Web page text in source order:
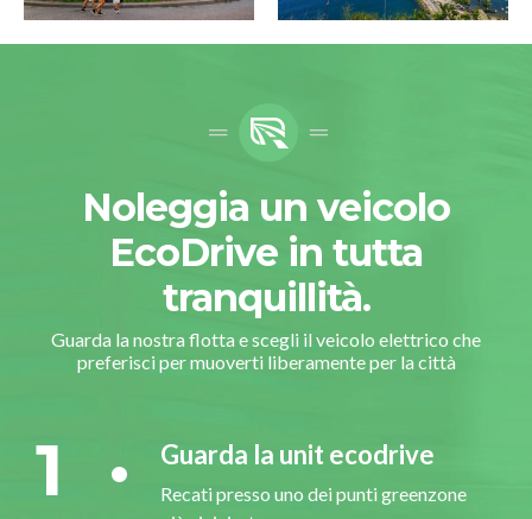
Noleggia un veicolo
EcoDrive in tutta
tranquillità.
Guarda la nostra flotta e scegli il veicolo elettrico che
preferisci per muoverti liberamente per la città
1 Guarda la unit ecodrive
Recati presso uno dei punti greenzone